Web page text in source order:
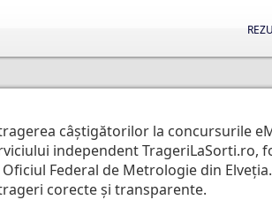
câștigătorilor la concursurile
independent TrageriLaSorti.ro,
Oficiul Federal de Metrologie din
corecte și transparente.